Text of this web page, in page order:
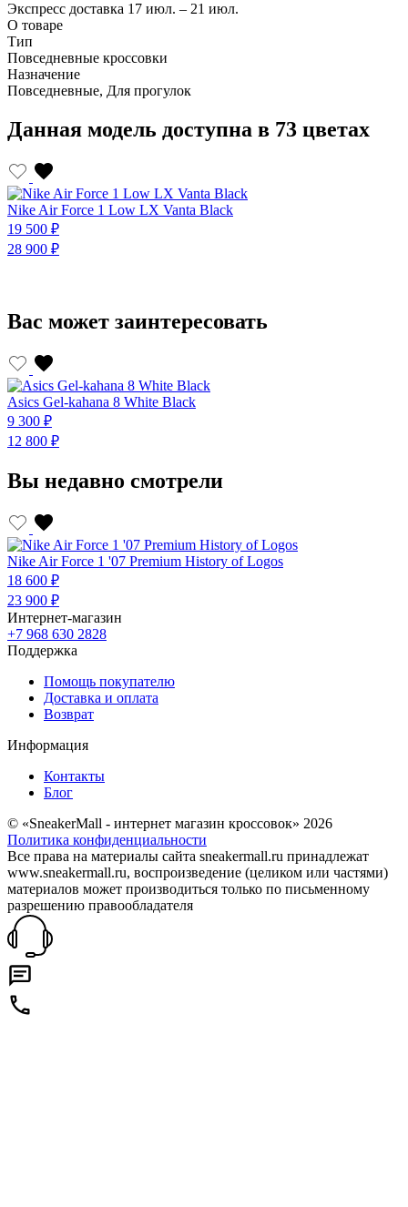
Экспресс доставка 17 июл. – 21 июл.
О товаре
Тип
Повседневные кроссовки
Назначение
Повседневные, Для прогулок
Данная модель доступна в 73 цветах
Nike Air Force 1 Low LX Vanta Black
19 500 ₽
28 900 ₽
Вас может заинтересовать
Asics Gel-kahana 8 White Black
9 300 ₽
12 800 ₽
Вы недавно смотрели
Nike Air Force 1 '07 Premium History of Logos
18 600 ₽
23 900 ₽
Интернет-магазин
+7 968 630 2828
Поддержка
Помощь покупателю
Доставка и оплата
Возврат
Информация
Контакты
Блог
© «SneakerMall - интернет магазин кроссовок» 2026
Политика конфиденциальности
Все права на материалы сайта sneakermall.ru принадлежат
www.sneakermall.ru, воспроизведение (целиком или частями)
материалов может производиться только по письменному
разрешению правообладателя